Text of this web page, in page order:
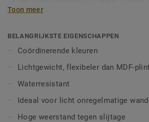
Verkrijgbaar in 2 hoogtes 60 mm en 80
afwerking. Decoratieve set-on plinten
alle LVT-vloeren (Glue-Down, Click en
Toon meer
BELANGRIJKSTE EIGENSCHAPPEN
Coördinerende kleuren
Lichtgewicht, flexibeler dan MDF-
Waterresistant
Ideaal voor licht onregelmatige
Hoge weerstand tegen slijtage